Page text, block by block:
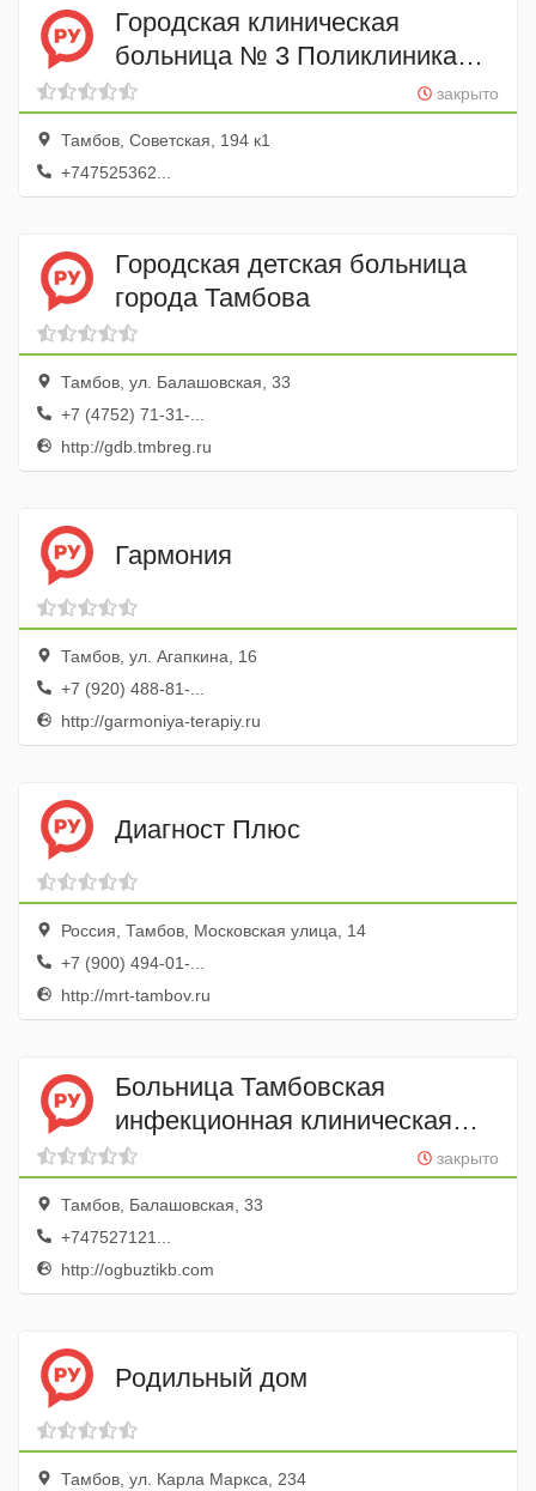
Городская клиническая
больница № 3 Поликлиника
взрослая
закрыто
Тамбов, Советская, 194 к1
+747525362...
Городская детская больница
города Тамбова
Тамбов, ул. Балашовская, 33
+7 (4752) 71-31-...
http://gdb.tmbreg.ru
Гармония
Тамбов, ул. Агапкина, 16
+7 (920) 488-81-...
http://garmoniya-terapiy.ru
Диагност Плюс
Россия, Тамбов, Московская улица, 14
+7 (900) 494-01-...
http://mrt-tambov.ru
Больница Тамбовская
инфекционная клиническая
больница
закрыто
Тамбов, Балашовская, 33
+747527121...
http://ogbuztikb.com
Родильный дом
Тамбов, ул. Карла Маркса, 234